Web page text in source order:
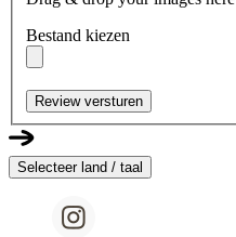
Bestand kiezen
Review versturen
Selecteer land / taal